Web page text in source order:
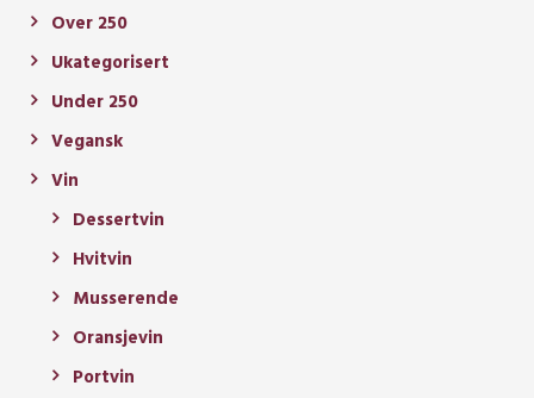
Over 250
Ukategorisert
Under 250
Vegansk
Vin
Dessertvin
Hvitvin
Musserende
Oransjevin
Portvin